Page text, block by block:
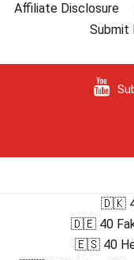
Affiliate Disclosure
Submit
🇩🇰
🇩🇪 40
🇪🇸 40